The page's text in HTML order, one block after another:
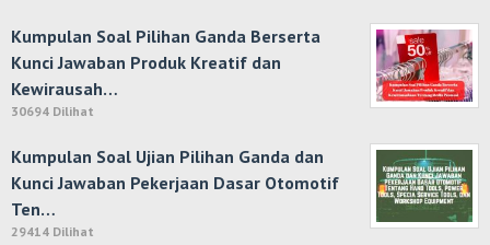
Kumpulan Soal Pilihan Ganda Berserta
Kunci Jawaban Produk Kreatif dan
Kewirausah…
30694 Dilihat
Kumpulan Soal Ujian Pilihan Ganda dan
Kunci Jawaban Pekerjaan Dasar Otomotif
Ten…
29414 Dilihat